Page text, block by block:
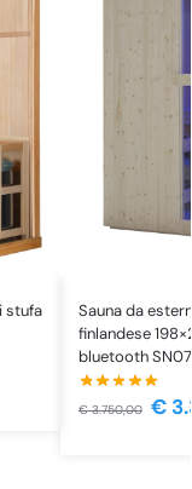
stufa
Sauna da
finlandese
bluetooth
€3.750,00 €